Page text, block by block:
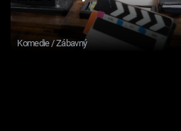
Komedie / Zábavný